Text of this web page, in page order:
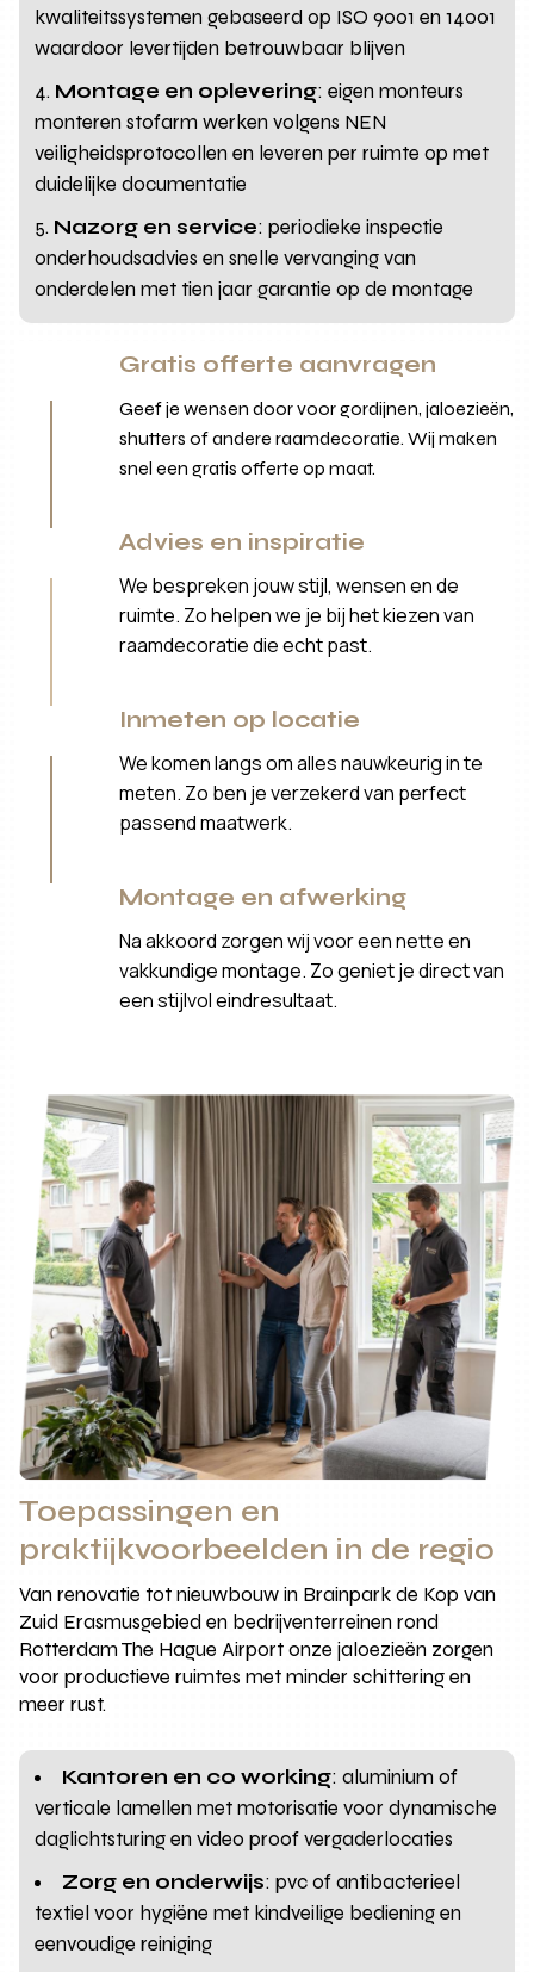
kwaliteitssystemen gebaseerd op ISO 9001 en 14001
waardoor levertijden betrouwbaar blijven
Montage en oplevering: eigen monteurs
monteren stofarm werken volgens NEN
veiligheidsprotocollen en leveren per ruimte op met
duidelijke documentatie
Nazorg en service: periodieke inspectie
onderhoudsadvies en snelle vervanging van
onderdelen met tien jaar garantie op de montage
Gratis offerte aanvragen
Geef je wensen door voor gordijnen, jaloezieën,
shutters of andere raamdecoratie. Wij maken
snel een gratis offerte op maat.
Advies en inspiratie
We bespreken jouw stijl, wensen en de
ruimte. Zo helpen we je bij het kiezen van
raamdecoratie die echt past.
Inmeten op locatie
We komen langs om alles nauwkeurig in te
meten. Zo ben je verzekerd van perfect
passend maatwerk.
Montage en afwerking
Na akkoord zorgen wij voor een nette en
vakkundige montage. Zo geniet je direct van
een stijlvol eindresultaat.
Toepassingen en
praktijkvoorbeelden in de regio
Van renovatie tot nieuwbouw in Brainpark de Kop van
Zuid Erasmusgebied en bedrijventerreinen rond
Rotterdam The Hague Airport onze jaloezieën zorgen
voor productieve ruimtes met minder schittering en
meer rust.
Kantoren en co working: aluminium of
verticale lamellen met motorisatie voor dynamische
daglichtsturing en video proof vergaderlocaties
Zorg en onderwijs: pvc of antibacterieel
textiel voor hygiëne met kindveilige bediening en
eenvoudige reiniging